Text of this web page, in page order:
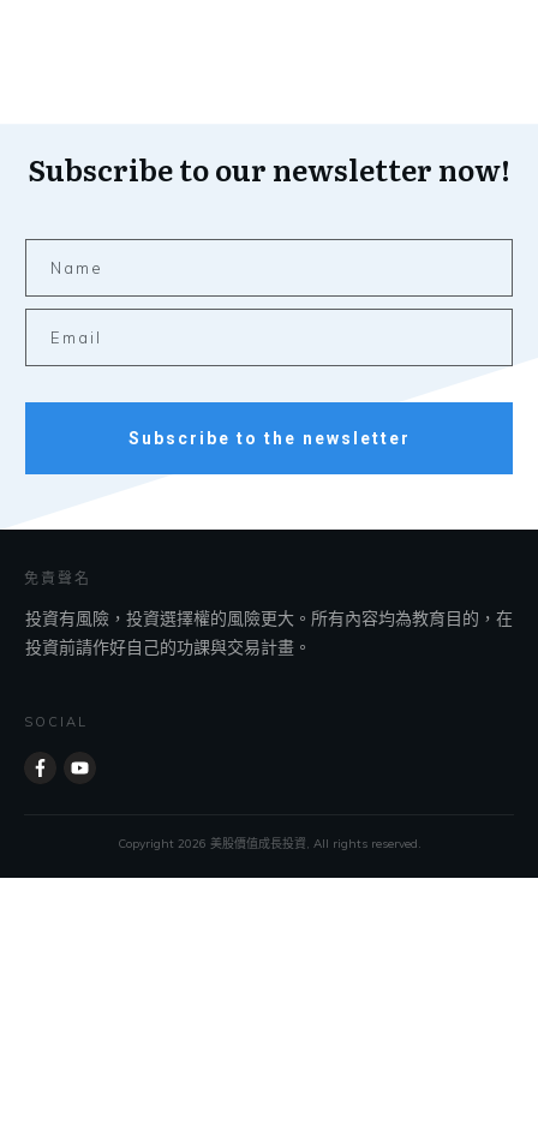
Subscribe to our newsletter now!
Subscribe to the newsletter
免責聲名
投資有風險，投資選擇權的風險更大。所有內容均為教育目的，在
投資前請作好自己的功課與交易計畫。
SOCIAL
Copyright 2026 美股價值成長投資, All rights reserved.